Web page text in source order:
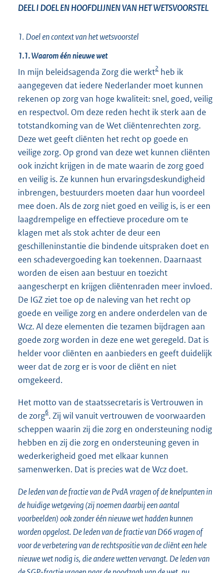
DEEL I DOEL EN HOOFDLIJNEN VAN HET WETSVOORSTEL
1. Doel en context van het wetsvoorstel
1.1. Waarom één nieuwe wet
In mijn beleidsagenda Zorg die werkt2 heb ik
aangegeven dat iedere Nederlander moet kunnen
rekenen op zorg van hoge kwaliteit: snel, goed, veilig
en respectvol. Om deze reden hecht ik sterk aan de
totstandkoming van de Wet cliëntenrechten zorg.
Deze wet geeft cliënten het recht op goede en
veilige zorg. Op grond van deze wet kunnen cliënten
ook inzicht krijgen in de mate waarin de zorg goed
en veilig is. Ze kunnen hun ervaringsdeskundigheid
inbrengen, bestuurders moeten daar hun voordeel
mee doen. Als de zorg niet goed en veilig is, is er een
laagdrempelige en effectieve procedure om te
klagen met als stok achter de deur een
geschilleninstantie die bindende uitspraken doet en
een schadevergoeding kan toekennen. Daarnaast
worden de eisen aan bestuur en toezicht
aangescherpt en krijgen cliëntenraden meer invloed.
De IGZ ziet toe op de naleving van het recht op
goede en veilige zorg en andere onderdelen van de
Wcz. Al deze elementen die tezamen bijdragen aan
goede zorg worden in deze ene wet geregeld. Dat is
helder voor cliënten en aanbieders en geeft duidelijk
weer dat de zorg er is voor de cliënt en niet
omgekeerd.
Het motto van de staatssecretaris is Vertrouwen in
de zorg6. Zij wil vanuit vertrouwen de voorwaarden
scheppen waarin zij die zorg en ondersteuning nodig
hebben en zij die zorg en ondersteuning geven in
wederkerigheid goed met elkaar kunnen
samenwerken. Dat is precies wat de Wcz doet.
De leden van de fractie van de PvdA vragen of de knelpunten in
de huidige wetgeving (zij noemen daarbij een aantal
voorbeelden) ook zonder één nieuwe wet hadden kunnen
worden opgelost. De leden van de fractie van D66 vragen of
voor de verbetering van de rechtspositie van de cliënt een hele
nieuwe wet nodig is, die andere wetten vervangt. De leden van